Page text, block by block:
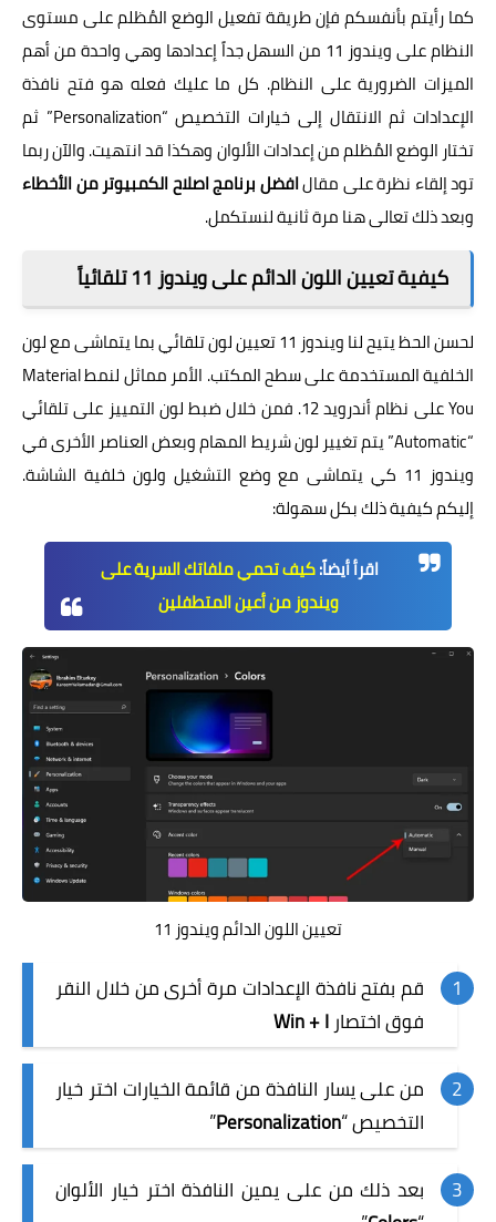
كما رأيتم بأنفسكم فإن طريقة تفعيل الوضع المُظلم على مستوى
النظام على ويندوز 11 من السهل جداً إعدادها وهي واحدة من أهم
الميزات الضرورية على النظام. كل ما عليك فعله هو فتح نافذة
الإعدادات ثم الانتقال إلى خيارات التخصيص “Personalization” ثم
تختار الوضع المُظلم من إعدادات الألوان وهكذا قد انتهيت. والآن ربما
تود إلقاء نظرة على مقالافضل برنامج اصلاح الكمبيوتر من الأخطاء
وبعد ذلك تعالى هنا مرة ثانية لنستكمل.
كيفية تعيين اللون الدائم على ويندوز 11 تلقائياً
لحسن الحظ يتيح لنا ويندوز 11 تعيين لون تلقائي بما يتماشى مع لون
الخلفية المستخدمة على سطح المكتب. الأمر مماثل لنمط Material
You على نظام أندرويد 12. فمن خلال ضبط لون التمييز على تلقائي
“Automatic” يتم تغيير لون شريط المهام وبعض العناصر الأخرى في
ويندوز 11 كي يتماشى مع وضع التشغيل ولون خلفية الشاشة.
إليكم كيفية ذلك بكل سهولة:
اقرأ أيضاً:كيف تحمي ملفاتك السرية على
ويندوز من أعين المتطفلين
تعيين اللون الدائم ويندوز 11
قم بفتح نافذة الإعدادات مرة أخرى من خلال النقر
فوق اختصارWin + I
من على يسار النافذة من قائمة الخيارات اختر خيار
التخصيص “Personalization
”
بعد ذلك من على يمين النافذة اختر خيار الألوان